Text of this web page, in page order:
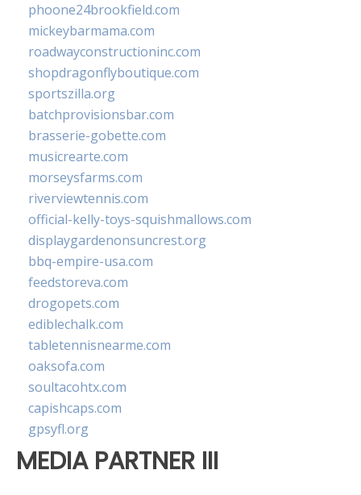
phoone24brookfield.com
mickeybarmama.com
roadwayconstructioninc.com
shopdragonflyboutique.com
sportszilla.org
batchprovisionsbar.com
brasserie-gobette.com
musicrearte.com
morseysfarms.com
riverviewtennis.com
official-kelly-toys-squishmallows.com
displaygardenonsuncrest.org
bbq-empire-usa.com
feedstoreva.com
drogopets.com
ediblechalk.com
tabletennisnearme.com
oaksofa.com
soultacohtx.com
capishcaps.com
gpsyfl.org
MEDIA PARTNER III